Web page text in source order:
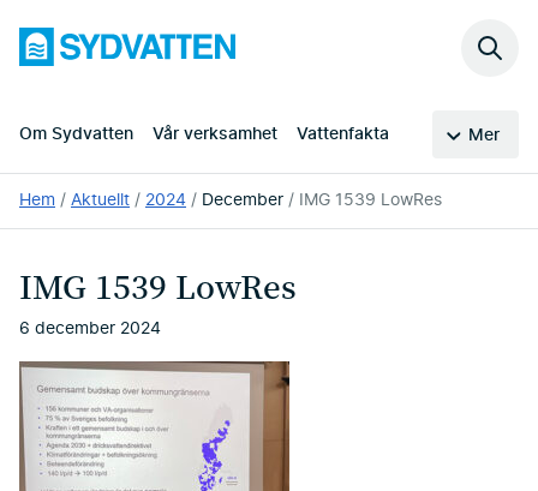
huvudinnehållet
Sydvatten
Om Sydvatten Vår verksamhet Vattenfakta Mer
Sök
Du
är
Hem Aktuellt 2024 December IMG 1539 LowRes
IMG 1539 LowRes
6 december 2024